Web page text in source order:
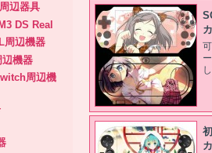
辺器具
DS Real
周辺機器
辺機器
周辺機